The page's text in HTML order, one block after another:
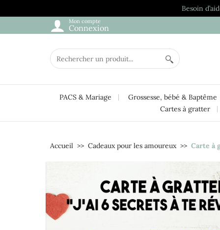
Besoin
Mon compte
Connexion
PACS & Mariage
Grossesse, bébé & Baptême
Cartes à gratter
Accueil Cadeaux pour les amoureux Carte à